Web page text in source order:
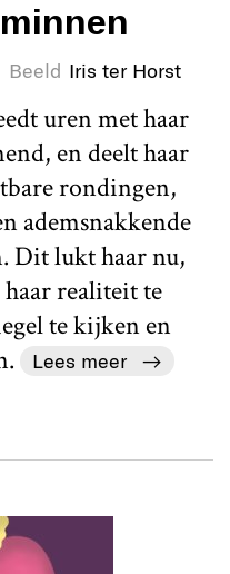
Beeld Iris ter Horst
uren met haar
en deelt haar
rondingen,
ademsnakkende
Dit lukt haar nu,
realiteit te
te kijken en
Lees meer